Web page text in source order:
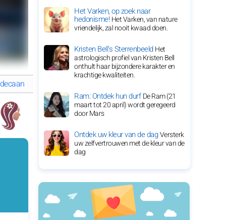
Het Varken, op zoek naar
hedonisme!Het Varken, van nature
vriendelijk, zal nooit kwaad doen.
Kristen Bell's SterrenbeeldHet
astrologisch profiel van Kristen Bell
onthult haar bijzondere karakter en
krachtige kwaliteiten.
Ram: Ontdek hun durfDe Ram (21
maart tot 20 april) wordt geregeerd
door Mars
Ontdek uw kleur van de dagVersterk
uw zelfvertrouwen met de kleur van de
dag